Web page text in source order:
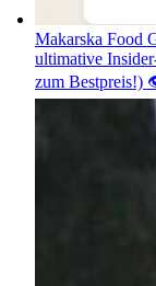
Makarska Food
ultimative
zum Bestpreis!)